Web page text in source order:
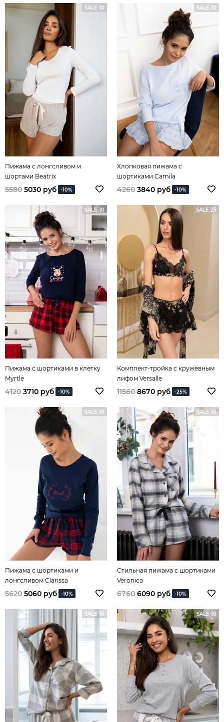
SALE 10
Пижама с лонгсливом и
шортами Beatrix
5580 5030 руб -10%
SALE 10
Хлопковая пижама с
шортиками Camila
4260 3840 руб -10%
SALE 10
Пижама с шортиками в клетку
Myrtle
4120 3710 руб -10%
SALE 25
Комплект-тройка с кружевным
лифом Versalle
11560 8670 руб -25%
SALE 10
Пижама с шортиками и
лонгсливом Clarissa
5620 5060 руб -10%
SALE 10
Стильная пижама с шортиками
Veronica
6760 6090 руб -10%
SALE 10 SALE 10